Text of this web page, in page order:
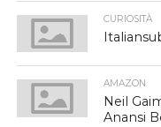
CURIOSITÀ
AMAZON
Neil
Anansi